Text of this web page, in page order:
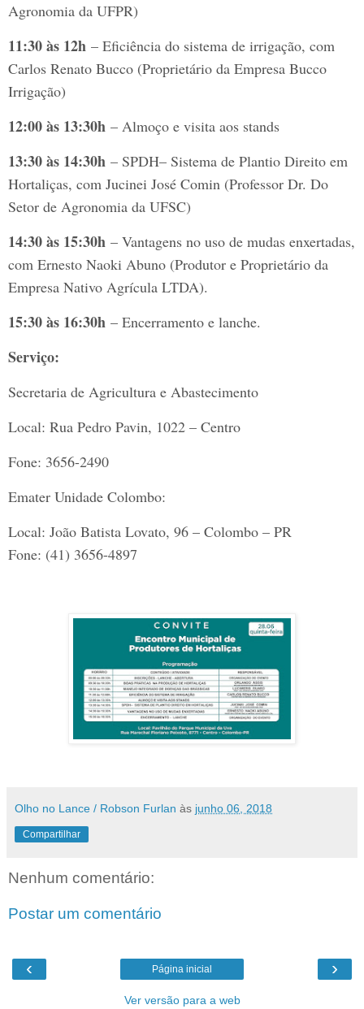
Agronomia da UFPR)
11:30 às 12h – Eficiência do sistema de irrigação, com
Carlos Renato Bucco (Proprietário da Empresa Bucco
Irrigação)
12:00 às 13:30h – Almoço e visita aos stands
13:30 às 14:30h – SPDH– Sistema de Plantio Direito em
Hortaliças, com Jucinei José Comin (Professor Dr. Do
Setor de Agronomia da UFSC)
14:30 às 15:30h – Vantagens no uso de mudas enxertadas,
com Ernesto Naoki Abuno (Produtor e Proprietário da
Empresa Nativo Agrícula LTDA).
15:30 às 16:30h – Encerramento e lanche.
Serviço:
Secretaria de Agricultura e Abastecimento
Local: Rua Pedro Pavin, 1022 – Centro
Fone: 3656-2490
Emater Unidade Colombo:
Local: João Batista Lovato, 96 – Colombo – PR
Fone: (41) 3656-4897
Olho no Lance / Robson Furlan às junho 06, 2018
Compartilhar
Nenhum comentário:
Postar um comentário
‹ ›
Página inicial
Ver versão para a web